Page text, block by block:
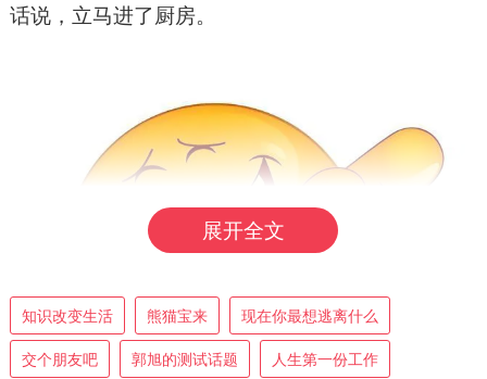
话说，立马进了厨房。
展开全文
知识改变生活 熊猫宝来 现在你最想逃离什么
交个朋友吧 郭旭的测试话题 人生第一份工作